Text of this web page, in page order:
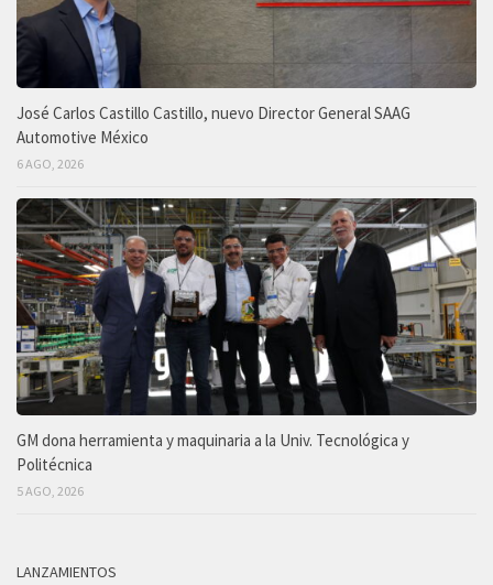
José Carlos Castillo Castillo, nuevo Director General SAAG
Automotive México
6 AGO, 2026
GM dona herramienta y maquinaria a la Univ. Tecnológica y
Politécnica
5 AGO, 2026
LANZAMIENTOS